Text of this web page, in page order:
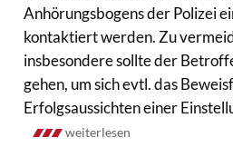
Anhörungsbogens der Polizei
kontaktiert werden. Zu
insbesondere sollte der
gehen, um sich evtl. das
Erfolgsaussichten einer
weiterlesen